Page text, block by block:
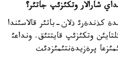
شارالار وتكئزئپ جاتئر؟
عانا 2-6 - شئلدة كذندةرئ ذلان-باتئر قالاسئندا
وتكئزئپ قايتتئق. ونداعئ
پرةزيدةنتئمئزدئث